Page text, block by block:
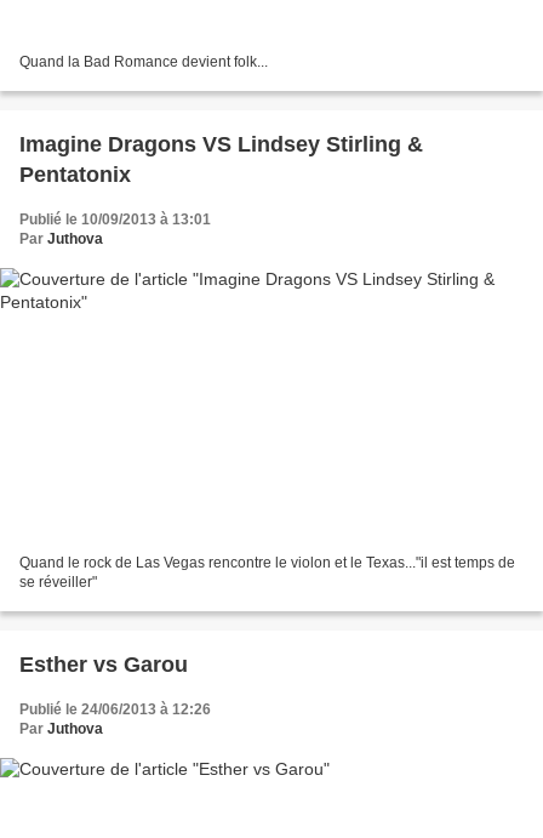
Quand la Bad Romance devient folk...
Imagine Dragons VS Lindsey Stirling &
Pentatonix
Publié le 10/09/2013 à 13:01
Par Juthova
Quand le rock de Las Vegas rencontre le violon et le Texas..."il est temps de
se réveiller"
Esther vs Garou
Publié le 24/06/2013 à 12:26
Par Juthova